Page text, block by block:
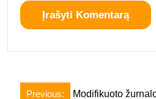
Navigacija
Previous:
Modifikuoto